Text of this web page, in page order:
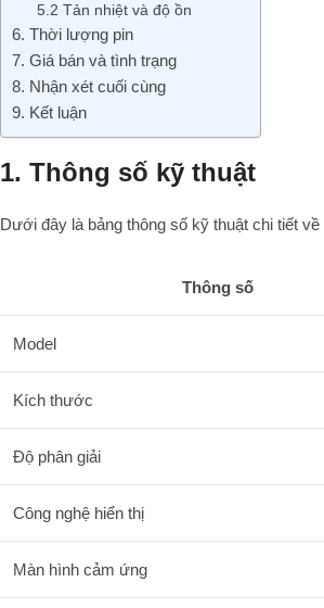
5.2 Tản nhiệt và độ ồn
6. Thời lượng pin
7. Giá bán và tình trạng
8. Nhận xét cuối cùng
9. Kết luận
1. Thông số kỹ thuật
Dưới đây là bảng thông số kỹ thuật chi tiết về
Thông số
Model
Kích thước
Độ phân giải
Công nghệ hiển thị
Màn hình cảm ứng